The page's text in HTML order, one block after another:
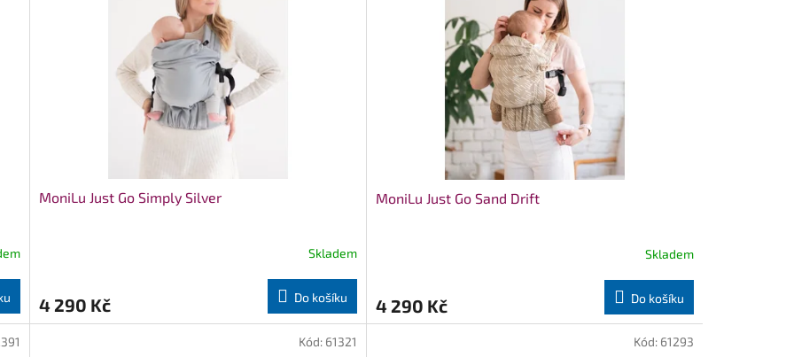
MoniLu Just Go Simply Silver
Skladem
4 290 Kč Do košíku
MoniLu Just Go Sand Drift
Skladem
4 290 Kč Do košíku
Kód: 61321 Kód: 61293